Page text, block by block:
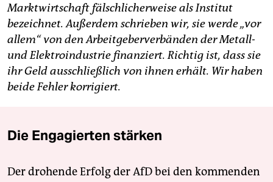
Marktwirtschaft fälschlicherweise als Institut
bezeichnet. Außerdem schrieben wir, sie werde „vor
allem“ von den Arbeitgeberverbänden der Metall-
und Elektroindustrie finanziert. Richtig ist, dass sie
ihr Geld ausschließlich von ihnen erhält. Wir haben
beide Fehler korrigiert.
Die Engagierten stärken
Der drohende Erfolg der AfD bei den kommenden